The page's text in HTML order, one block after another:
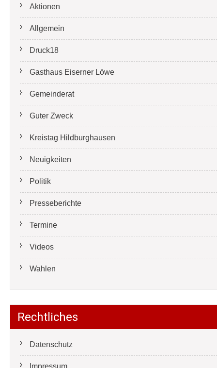
Aktionen
Allgemein
Druck18
Gasthaus Eiserner Löwe
Gemeinderat
Guter Zweck
Kreistag Hildburghausen
Neuigkeiten
Politik
Presseberichte
Termine
Videos
Wahlen
Rechtliches
Datenschutz